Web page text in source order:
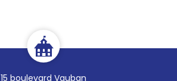
15 boulevard Vauban